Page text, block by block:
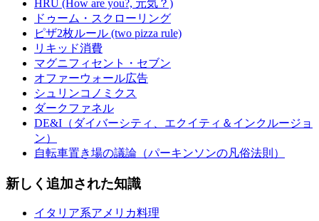
HRU (How are you?, 元気？)
ドゥーム・スクローリング
ピザ2枚ルール (two pizza rule)
リキッド消費
マグニフィセント・セブン
オファーウォール広告
シュリンコノミクス
ダークファネル
DE&I（ダイバーシティ、エクイティ＆インクルージョ
ン）
自転車置き場の議論（パーキンソンの凡俗法則）
新しく追加された知識
イタリア系アメリカ料理